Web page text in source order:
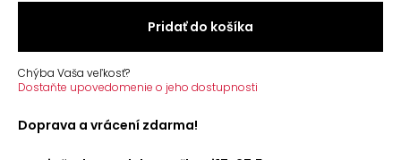
Pridať do košíka
Chýba Vaša veľkosť?
Dostaňte upovedomenie o jeho dostupnosti
Doprava a vrácení zdarma!